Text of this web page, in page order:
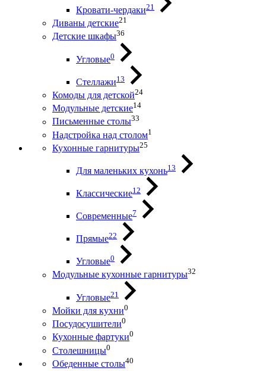
Кровати-чердаки21
Диваны детские21
Детские шкафы36
Угловые0
Стеллажи13
Комоды для детской24
Модульные детские14
Письменные столы33
Надстройка над столом1
Кухонные гарнитуры25
Для маленьких кухонь13
Классические12
Современные7
Прямые22
Угловые0
Модульные кухонные гарнитуры32
Угловые21
Мойки для кухни0
Посудосушители0
Кухонные фартуки0
Столешницы0
Обеденные столы40